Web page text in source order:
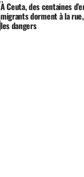
À Ceuta, des centaines
migrants dorment à la
les dangers